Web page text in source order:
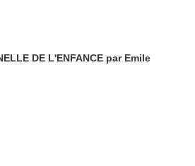
DE L'ENFANCE par Emile